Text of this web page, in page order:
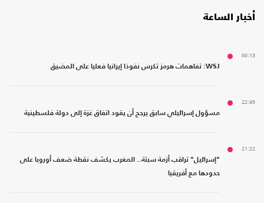
أخبار الساعة
00:13
WSJ: تفاهمات هرمز تكرس نفوذا إيرانيا فعليا على المضيق
22:45
مسؤول إسرائيلي سابق يرجح أن يقود اتفاق غزة إلى دولة فلسطينية
21:22
"إسرائيل" تراقب أزمة سبتة.. المغرب يكشف نقطة ضعف أوروبا على
حدودها مع أفريقيا